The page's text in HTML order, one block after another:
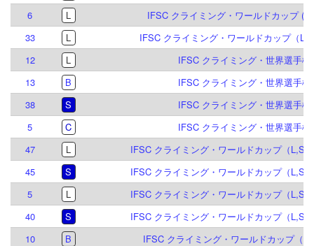
6
L
IFSC クライミング・ワールドカップ
33
L
IFSC クライミング・ワールドカップ（L
12
L
IFSC クライミング・世界選手権
13
B
IFSC クライミング・世界選手権
38
S
IFSC クライミング・世界選手権
5
C
IFSC クライミング・世界選手権
47
L
IFSC クライミング・ワールドカップ（L,S
45
S
IFSC クライミング・ワールドカップ（L,S
5
L
IFSC クライミング・ワールドカップ（L,S
40
S
IFSC クライミング・ワールドカップ（L,S
10
B
IFSC クライミング・ワールドカップ（B